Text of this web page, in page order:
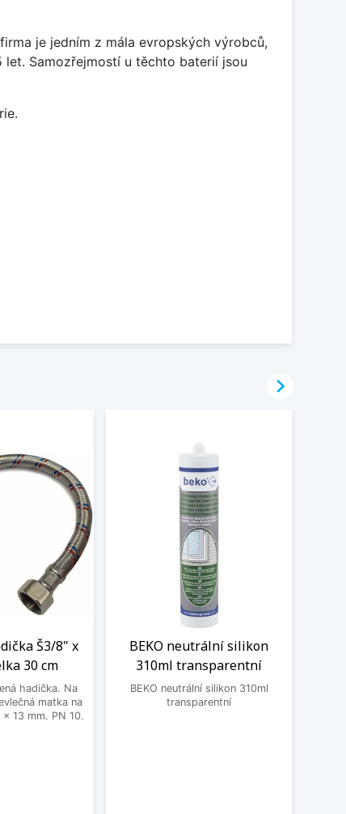
je jedním z mála evropských výrobců,
Samozřejmostí u těchto baterií jsou
Š3/8" x
30 cm
hadička. Na
matka na
13 mm. PN 10.
BEKO neutrální silikon
310ml transparentní
BEKO neutrální silikon 310ml
transparentní
